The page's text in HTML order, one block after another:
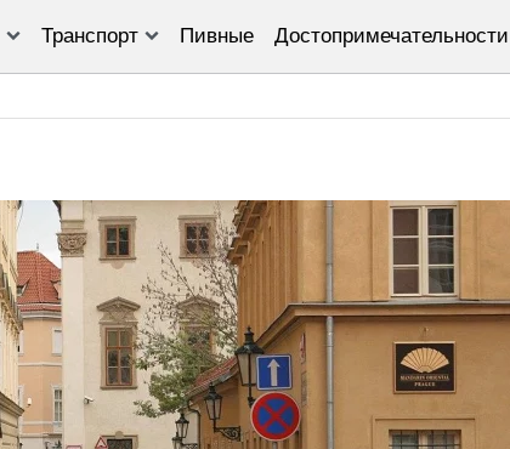
Транспорт Пивные Достопримечательности